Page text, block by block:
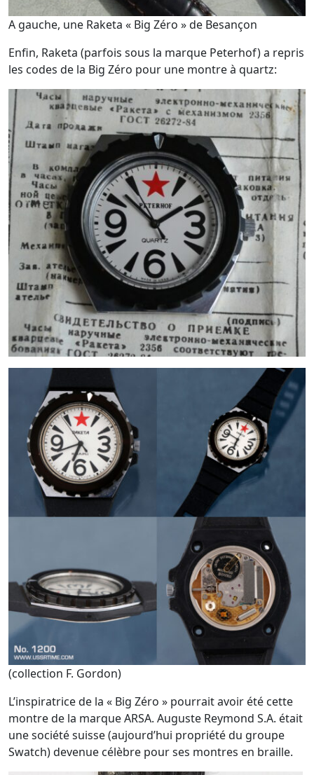
A gauche, une Raketa « Big Zéro » de Besançon
Enfin, Raketa (parfois sous la marque Peterhof) a repris
les codes de la Big Zéro pour une montre à quartz:
(collection F. Gordon)
L’inspiratrice de la « Big Zéro » pourrait avoir été cette
montre de la marque ARSA. Auguste Reymond S.A. était
une société suisse (aujourd’hui propriété du groupe
Swatch) devenue célèbre pour ses montres en braille.